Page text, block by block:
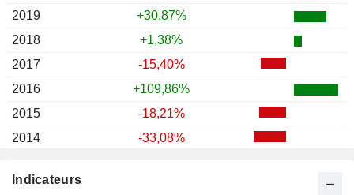
Indicateurs
2019
+30,87%
2018
+1,38%
2017
-15,40%
2016
+109,86%
2015
-18,21%
2014
-33,08%
2012